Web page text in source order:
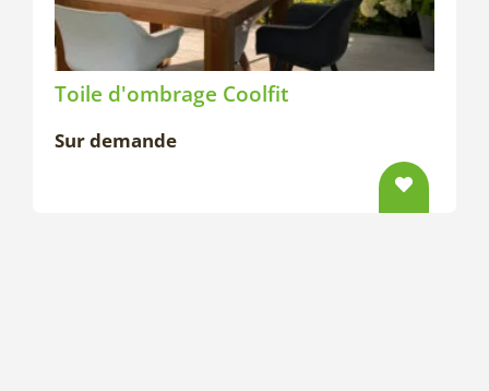
Toile d'ombrage Coolfit
Sur demande